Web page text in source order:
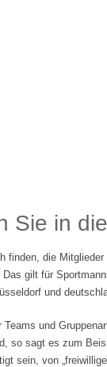
Sie in
finden, die
gilt für
und
Teams und
so sagt es zum
sein, von